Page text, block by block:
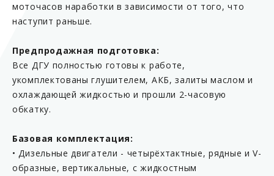
моточасов наработки в зависимости от того, что
наступит раньше.
Предпродажная подготовка:
Все ДГУ полностью готовы к работе,
укомплектованы глушителем, АКБ, залиты маслом и
охлаждающей жидкостью и прошли 2-часовую
обкатку.
Базовая комплектация:
• Дизельные двигатели - четырёхтактные, рядные и V-
образные, вертикальные, с жидкостным